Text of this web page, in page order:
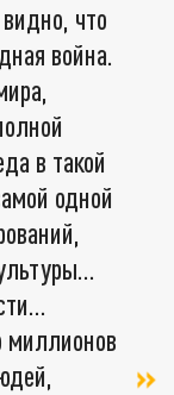
что
война.
в такой
одной
миллионов